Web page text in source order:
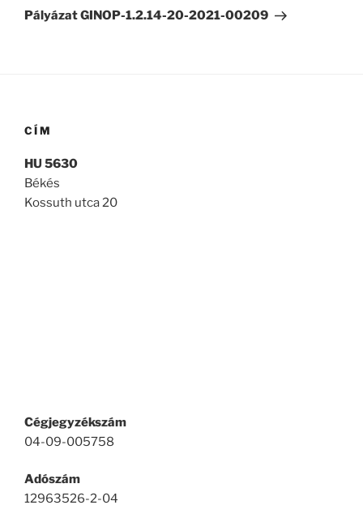
bejegyzés
Pályázat GINOP-1.2.14-20-2021-00209
CÍM
HU 5630
Békés
Kossuth utca 20
Cégjegyzékszám
04-09-005758
Adószám
12963526-2-04